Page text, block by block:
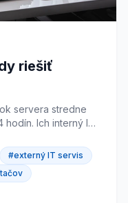
riešiť
servera stredne
hodín. Ich interný IT
#externý IT servis